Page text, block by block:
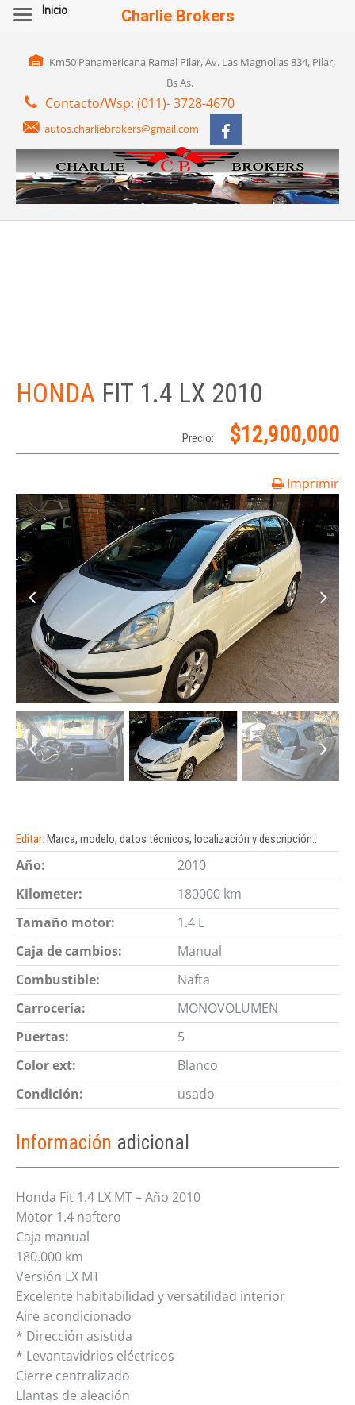
Km50 Panamericana Ramal Pilar, Av. Las Magnolias 834, Pilar,
Bs As.
Contacto/Wsp: (011)- 3728-4670
autos.charliebrokers@gmail.com
HONDA FIT 1.4 LX 2010
Precio: $12,900,000
Imprimir
Editar: Marca, modelo, datos técnicos, localización y descripción.:
Año:
2010
Kilometer:
180000 km
Tamaño motor:
1.4 L
Caja de cambios:
Manual
Combustible:
Nafta
Carrocería:
MONOVOLUMEN
Puertas:
5
Color ext:
Blanco
Condición:
usado
Información adicional
Honda Fit 1.4 LX MT – Año 2010
Motor 1.4 naftero
Caja manual
180.000 km
Versión LX MT
Excelente habitabilidad y versatilidad interior
Aire acondicionado
* Dirección asistida
* Levantavidrios eléctricos
Cierre centralizado
Llantas de aleación
Inicio Charlie Brokers